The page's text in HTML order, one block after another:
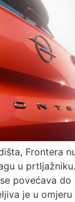
Frontera
u
povećava do
je u omjeru